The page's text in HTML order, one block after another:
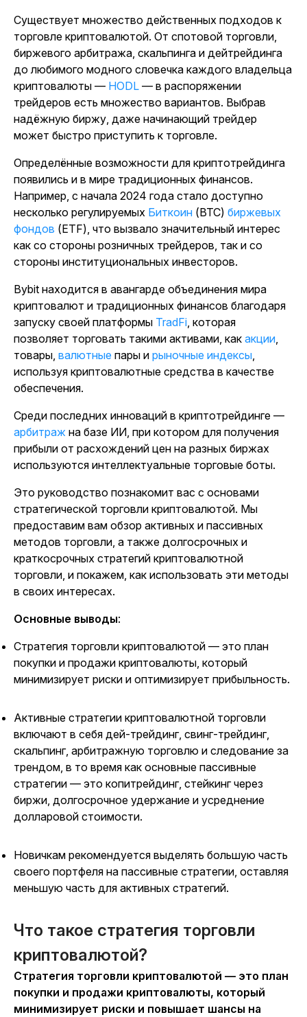
Существует множество действенных подходов к
торговле криптовалютой. От спотовой торговли,
биржевого арбитража, скальпинга и дейтрейдинга
до любимого модного словечка каждого владельца
криптовалюты — HODL — в распоряжении
трейдеров есть множество вариантов. Выбрав
надёжную биржу, даже начинающий трейдер
может быстро приступить к торговле.
Определённые возможности для криптотрейдинга
появились и в мире традиционных финансов.
Например, с начала 2024 года стало доступно
несколько регулируемых Биткоин (BTC) биржевых
фондов (ETF), что вызвало значительный интерес
как со стороны розничных трейдеров, так и со
стороны институциональных инвесторов.
Bybit находится в авангарде объединения мира
криптовалют и традиционных финансов благодаря
запуску своей платформы TradFi, которая
позволяет торговать такими активами, как акции,
товары, валютные пары и рыночные индексы,
используя криптовалютные средства в качестве
обеспечения.
Среди последних инноваций в криптотрейдинге —
арбитраж на базе ИИ, при котором для получения
прибыли от расхождений цен на разных биржах
используются интеллектуальные торговые боты.
Это руководство познакомит вас с основами
стратегической торговли криптовалютой. Мы
предоставим вам обзор активных и пассивных
методов торговли, а также долгосрочных и
краткосрочных стратегий криптовалютной
торговли, и покажем, как использовать эти методы
в своих интересах.
Основные выводы:
Стратегия торговли криптовалютой — это план
покупки и продажи криптовалюты, который
минимизирует риски и оптимизирует прибыльность.
Активные стратегии криптовалютной торговли
включают в себя дей-трейдинг, свинг-трейдинг,
скальпинг, арбитражную торговлю и следование за
трендом, в то время как основные пассивные
стратегии — это копитрейдинг, стейкинг через
биржи, долгосрочное удержание и усреднение
долларовой стоимости.
Новичкам рекомендуется выделять большую часть
своего портфеля на пассивные стратегии, оставляя
меньшую часть для активных стратегий.
Что такое стратегия торговли
криптовалютой?
Стратегия торговли криптовалютой — это план
покупки и продажи криптовалюты, который
минимизирует риски и повышает шансы на